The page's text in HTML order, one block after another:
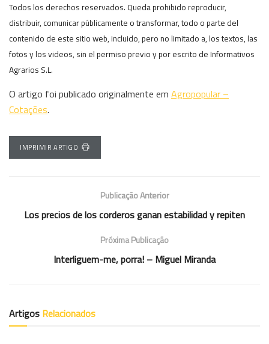
Todos los derechos reservados. Queda prohibido reproducir,
distribuir, comunicar públicamente o transformar, todo o parte del
contenido de este sitio web, incluido, pero no limitado a, los textos, las
fotos y los videos, sin el permiso previo y por escrito de Informativos
Agrarios S.L.
O artigo foi publicado originalmente em Agropopular –
Cotações.
IMPRIMIR ARTIGO
Publicação Anterior
Los precios de los corderos ganan estabilidad y repiten
Próxima Publicação
Interliguem-me, porra! – Miguel Miranda
Artigos Relacionados
COTAÇÕES ES